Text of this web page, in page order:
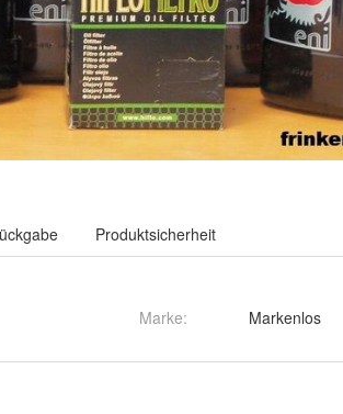
Produktsicherheit
Marke: Markenlos